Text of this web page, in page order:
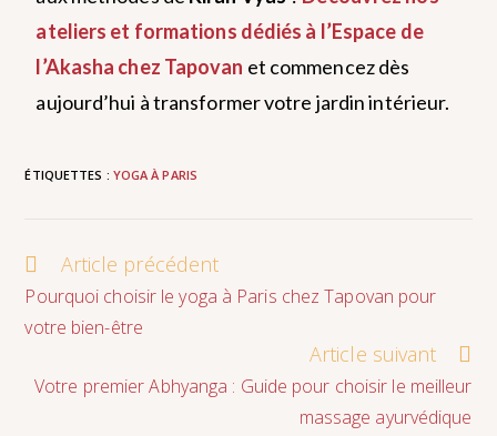
ateliers et formations dédiés à l’Espace de
l’Akasha chez Tapovan et commencez dès
aujourd’hui à transformer votre jardin intérieur.
ÉTIQUETTES : YOGA À PARIS
Article précédent
Pourquoi choisir le yoga à Paris chez Tapovan pour
votre bien-être
Article suivant
Votre premier Abhyanga : Guide pour choisir le meilleur
massage ayurvédique